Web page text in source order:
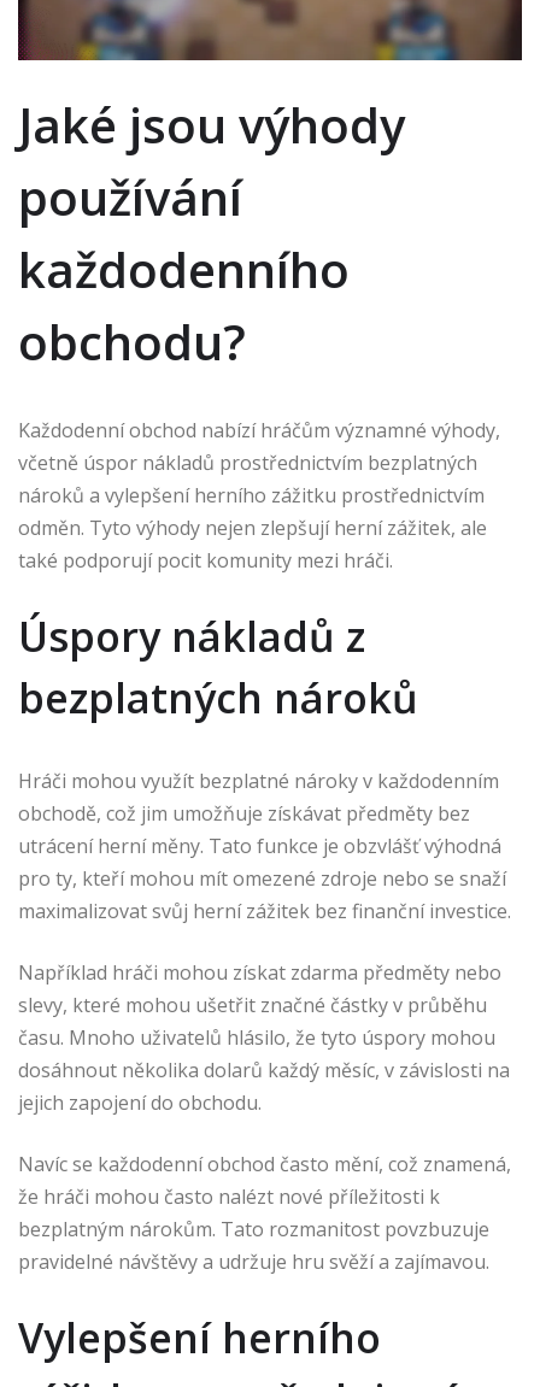
Jaké jsou výhody
používání
každodenního
obchodu?
Každodenní obchod nabízí hráčům významné výhody,
včetně úspor nákladů prostřednictvím bezplatných
nároků a vylepšení herního zážitku prostřednictvím
odměn. Tyto výhody nejen zlepšují herní zážitek, ale
také podporují pocit komunity mezi hráči.
Úspory nákladů z
bezplatných nároků
Hráči mohou využít bezplatné nároky v každodenním
obchodě, což jim umožňuje získávat předměty bez
utrácení herní měny. Tato funkce je obzvlášť výhodná
pro ty, kteří mohou mít omezené zdroje nebo se snaží
maximalizovat svůj herní zážitek bez finanční investice.
Například hráči mohou získat zdarma předměty nebo
slevy, které mohou ušetřit značné částky v průběhu
času. Mnoho uživatelů hlásilo, že tyto úspory mohou
dosáhnout několika dolarů každý měsíc, v závislosti na
jejich zapojení do obchodu.
Navíc se každodenní obchod často mění, což znamená,
že hráči mohou často nalézt nové příležitosti k
bezplatným nárokům. Tato rozmanitost povzbuzuje
pravidelné návštěvy a udržuje hru svěží a zajímavou.
Vylepšení herního